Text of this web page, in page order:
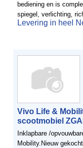
bediening en is
spiegel, verlichting,
boodschappenmand
Levering in heel
Vivo Life &
scootmobiel
Inklapbare /
Mobility.Nieuw